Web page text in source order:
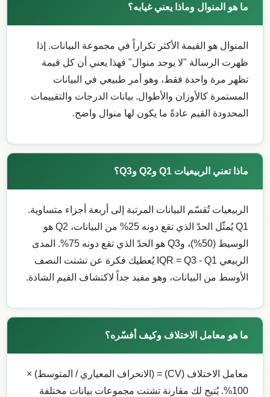
ما هو المنوال وماذا يعني غيابه؟
المنوال هو القيمة الأكثر تكراراً في مجموعة البيانات. إذا
ظهرت الرسالة "لا يوجد منوال" فهذا يعني أن كل قيمة
تظهر مرة واحدة فقط، وهو أمر طبيعي في البيانات
المستمرة كالأوزان والأطوال. بيانات الدرجات والتقييمات
المحدودة القيم عادةً ما يكون لها منوال واضح.
ماذا تعني الربيعيات Q1 وQ2 وQ3؟
الربيعيات تُقسّم البيانات المرتبة إلى أربعة أجزاء متساوية.
Q1 يُمثّل الحدّ الذي تقع دونه 25% من البيانات، Q2 هو
الوسيط (50%)، وQ3 هو الحدّ الذي تقع دونه 75%. المدى
الربيعي IQR = Q3 - Q1 يُعطيك فكرة عن تشتت النصف
الأوسط من البيانات، وهو مفيد جداً لاكتشاف القيم الشاذة.
ما هو معامل الاختلاف وكيف أفسّره؟
معامل الاختلاف (CV) = (الانحراف المعياري / المتوسط) ×
100%. يُتيح لك مقارنة تشتت مجموعات بيانات مختلفة